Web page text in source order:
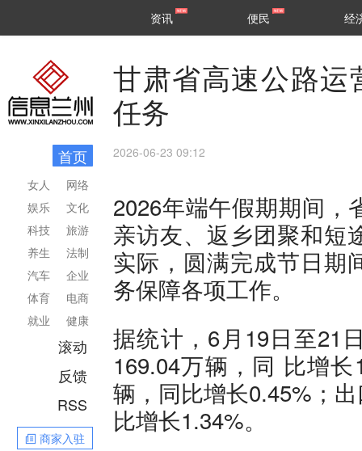
区县
资讯 便民 经
首页
网络
文化
旅游
法制
企业
电商
健康
女人
娱乐
科技
养生
汽车
体育
就业
滚动
反馈
RSS
商家入驻
甘肃省高速公路
任务
2026-06-23 09:12
2026年端午假期期间，
亲访友、返乡团聚和短
实际，圆满完成节日期
务保障各项工作。
据统计，6月19日至21
169.04万辆，同 比增
辆，同比增长0.45%；
比增长1.34%。